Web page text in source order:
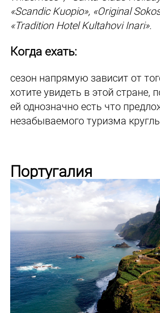
«Scandic Kuopio», «Original
«Tradition Hotel Kultahovi Inari».
Когда ехать:
сезон напрямую зависит от
хотите увидеть в этой стране,
ей однозначно есть что
незабываемого туризма
Португалия